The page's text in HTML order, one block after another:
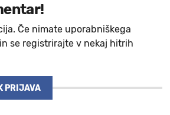
Če nimate uporabniškega
se registrirajte v nekaj hitrih
PRIJAVA